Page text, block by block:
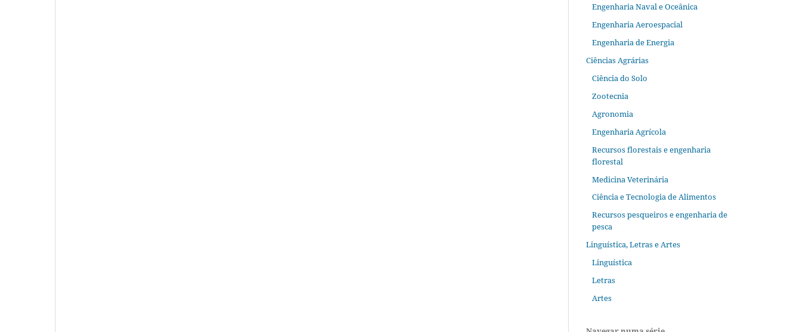
Engenharia Naval e Oceânica
Engenharia Aeroespacial
Engenharia de Energia
Ciências Agrárias
Ciência do Solo
Zootecnia
Agronomia
Engenharia Agrícola
Recursos florestais e engenharia
florestal
Medicina Veterinária
Ciência e Tecnologia de Alimentos
Recursos pesqueiros e engenharia de
pesca
Linguística, Letras e Artes
Linguística
Letras
Artes